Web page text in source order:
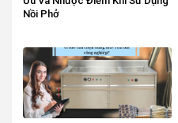
Nồi Phở